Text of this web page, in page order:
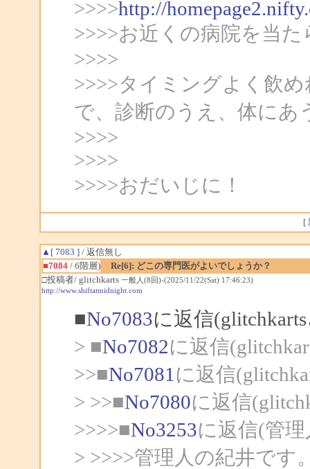
>>>>http://
>>>>お近くの病院を当
>>>>
>>>>タイミングよく飲
で、診断のうえ、体にあ
>>>>
>>>>
>>>>おだいじに！
[
▲[ 7083 ]/ 返信無し
■7084/ 6階層)
Re[6]: どこの専門医がよいでしょうか？
□投稿者/ glitchkarts 一般人(8回)-(2025/11/22(Sat) 17:46:23)
http://www.shiftatmidnight.com
■No7083に返信
> ■No7082に返信
>>■No7081 に返信
> >>■No7080に返信
>>>>■No3253に返信(管
> >>>>管理人の紀井です